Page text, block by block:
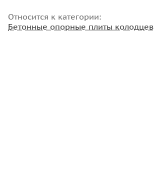
Относится к категории:
Бетонные опорные плиты колодцев